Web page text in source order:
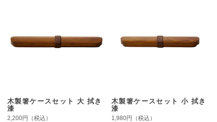
木製箸ケースセット 大 拭き
漆
2,200円（税込）
木製箸ケースセット 小 拭き
漆
1,980円（税込）